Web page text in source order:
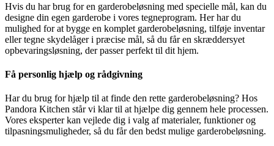
Hvis du har brug for en garderobeløsning med specielle mål, kan du
designe din egen garderobe i vores tegneprogram. Her har du
mulighed for at bygge en komplet garderobeløsning, tilføje inventar
eller tegne skydelåger i præcise mål, så du får en skræddersyet
opbevaringsløsning, der passer perfekt til dit hjem.
Få personlig hjælp og rådgivning
Har du brug for hjælp til at finde den rette garderobeløsning? Hos
Pandora Kitchen står vi klar til at hjælpe dig gennem hele processen.
Vores eksperter kan vejlede dig i valg af materialer, funktioner og
tilpasningsmuligheder, så du får den bedst mulige garderobeløsning.